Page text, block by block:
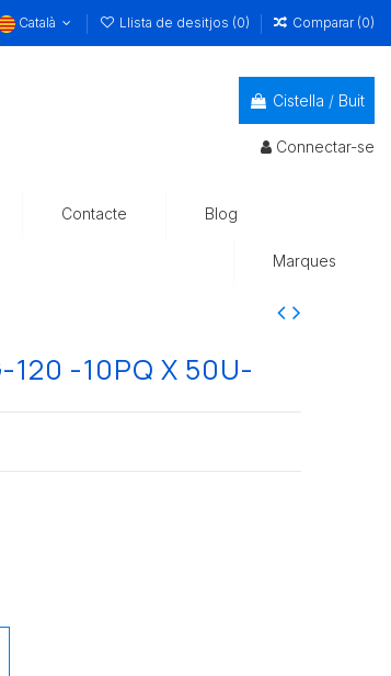
Català Llista de desitjos (0) Comparar (0)
Cistella / Buit
Connectar-se
Contacte Blog
Marques
120 -10PQ X 50U-